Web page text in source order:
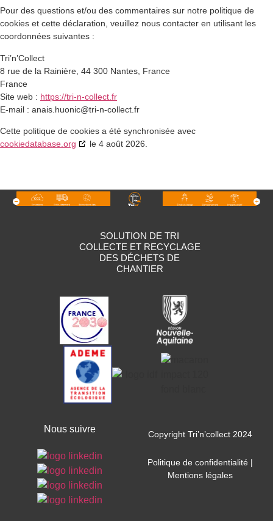
Pour des questions et/ou des commentaires sur notre politique de
cookies et cette déclaration, veuillez nous contacter en utilisant les
coordonnées suivantes :
Tri’n’Collect
8 rue de la Rainière, 44 300 Nantes, France
France
Site web : https://tri-n-collect.fr
E-mail : anais.huonic@tri-n-collect.fr
Cette politique de cookies a été synchronisée avec
cookiedatabase.org
le 4 août 2026.
SOLUTION DE TRI
COLLECTE ET RECYCLAGE
DES DÉCHETS DE
CHANTIER
Nous suivre Copyright Tri’n’collect 2024
Politique de confidentialité|
Mentions légales